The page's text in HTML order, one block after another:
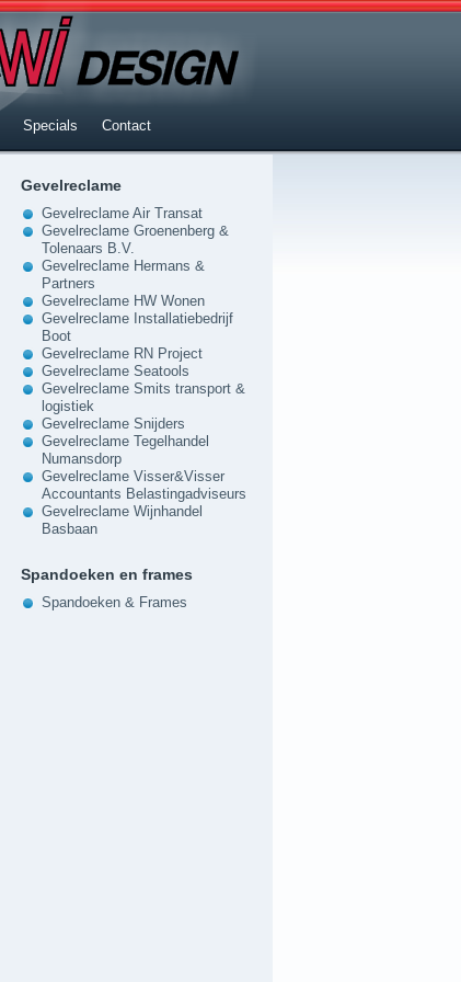
Specials Contact
Gevelreclame
Gevelreclame Air Transat
Gevelreclame Groenenberg &
Tolenaars B.V.
Gevelreclame Hermans &
Partners
Gevelreclame HW Wonen
Gevelreclame Installatiebedrijf
Boot
Gevelreclame RN Project
Gevelreclame Seatools
Gevelreclame Smits transport &
logistiek
Gevelreclame Snijders
Gevelreclame Tegelhandel
Numansdorp
Gevelreclame Visser&Visser
Accountants Belastingadviseurs
Gevelreclame Wijnhandel
Basbaan
Spandoeken en frames
Spandoeken & Frames